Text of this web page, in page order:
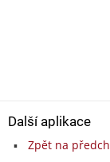
Další aplikace
Zpět na